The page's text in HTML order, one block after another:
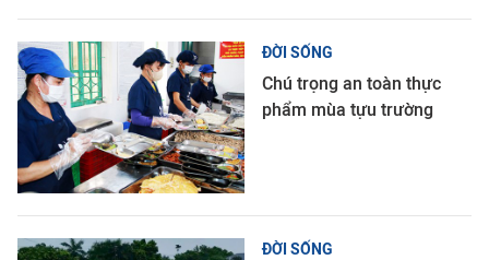
ĐỜI SỐNG
Chú trọng an toàn thực
phẩm mùa tựu trường
ĐỜI SỐNG